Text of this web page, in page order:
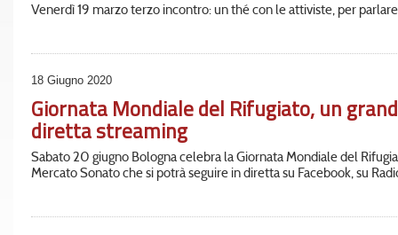
Venerdì 19 marzo terzo incontro: un thé con le attiviste, per
18 Giugno 2020
Giornata Mondiale del Rifugiato, un
diretta streaming
Sabato 20 giugno Bologna celebra la Giornata Mondiale del
Mercato Sonato che si potrà seguire in diretta su Facebook, su